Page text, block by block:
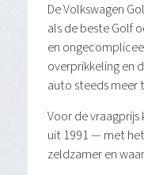
De Volkswagen
als de beste Golf
en
overprikkeling en
auto steeds meer
Voor de
uit 1991 — met
zeldzamer en